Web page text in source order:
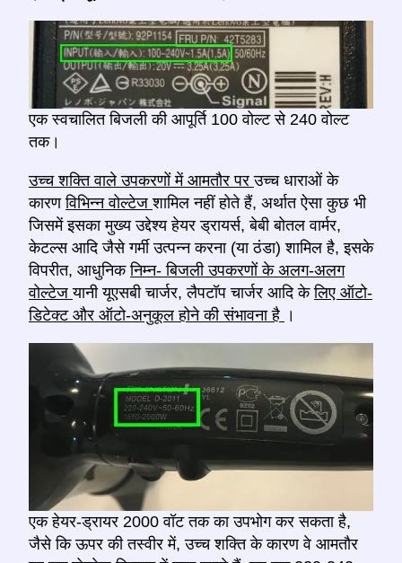
एक स्वचालित बिजली की आपूर्ति 100 वोल्ट से 240 वोल्ट
तक।
उच्च शक्ति वाले उपकरणों में आमतौर परउच्च धाराओं के
कारणविभिन्न वोल्टेजशामिल नहीं होते हैं, अर्थात ऐसा कुछ भी
जिसमें इसका मुख्य उद्देश्य हेयर ड्रायर्स, बेबी बोतल वार्मर,
केटल्स आदि जैसे गर्मी उत्पन्न करना (या ठंडा) शामिल है, इसके
विपरीत, आधुनिकनिम्न- बिजली उपकरणों के अलग-अलग
वोल्टेजयानी यूएसबी चार्जर, लैपटॉप चार्जर आदि केलिए ऑटो-
डिटेक्ट और ऑटो-अनुकूल होने की संभावना है ।
एक हेयर-ड्रायर 2000 वॉट तक का उपभोग कर सकता है,
जैसे कि ऊपर की तस्वीर में, उच्च शक्ति के कारण वे आमतौर